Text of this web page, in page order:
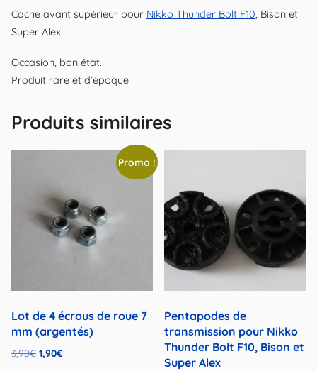
Cache avant supérieur pour Nikko Thunder Bolt F10, Bison et
Super Alex.
Occasion, bon état.
Produit rare et d’époque
Produits similaires
Promo !
Lot de 4 écrous de roue 7
mm (argentés)
3,90€ Le
1,90€Le
Pentapodes de
transmission pour Nikko
Thunder Bolt F10, Bison et
Super Alex